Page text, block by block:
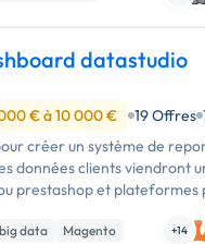
datastudio
€ à 10 000 € 19 Offres
données clients viendront
prestashop et plateformes
nous dans la réponse des
data Magento +14